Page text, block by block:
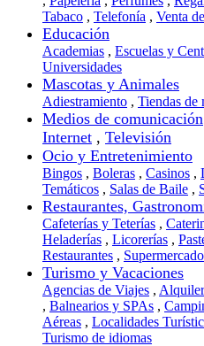
Tabaco , Telefonía , Venta
Educación
Academias , Escuelas y
Universidades
Mascotas y Animales
Adiestramiento , Tiendas de
Medios de comunicación
Internet , Televisión
Ocio y Entretenimiento
Bingos , Boleras , Casinos ,
Temáticos , Salas de Baile ,
Restaurantes,
Cafeterías y Teterías ,
Heladerías , Licorerías ,
Restaurantes ,
Turismo y Vacaciones
Agencias de Viajes ,
, Balnearios y SPAs ,
Aéreas , Localidades
Turismo de idiomas